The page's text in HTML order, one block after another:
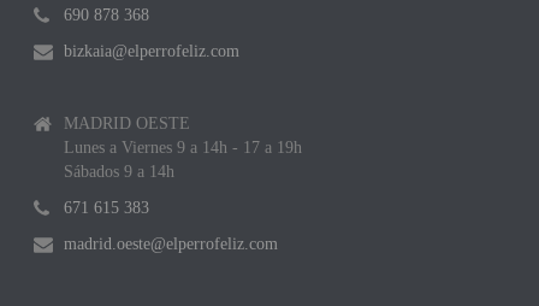
690 878 368
bizkaia@elperrofeliz.com
MADRID OESTE
Lunes a Viernes 9 a 14h - 17 a 19h
Sábados 9 a 14h
671 615 383
madrid.oeste@elperrofeliz.com